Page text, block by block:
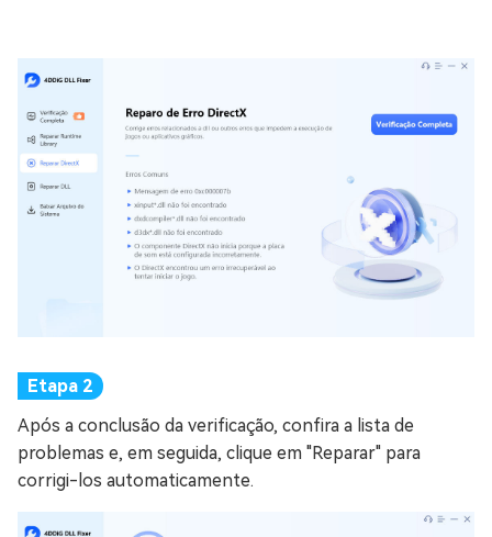
Após a conclusão da verificação, confira a lista de
problemas e, em seguida, clique em "Reparar" para
corrigi-los automaticamente.